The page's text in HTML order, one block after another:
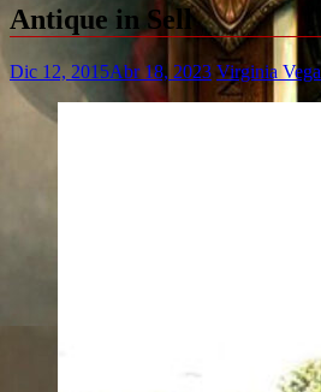
Antique in Sell
Dic 12, 2015Abr 18, 2023 Virginia Vega